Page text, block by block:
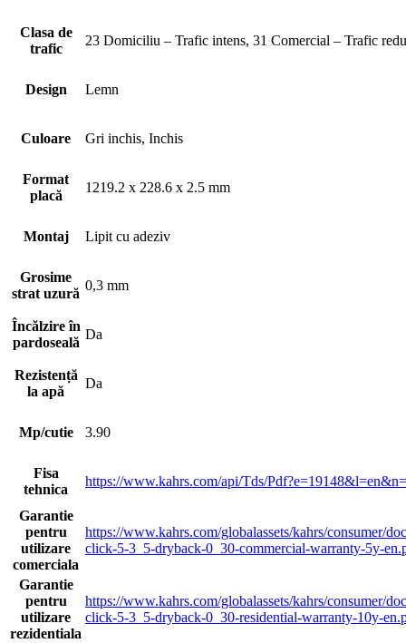
Clasa de
trafic
23 Domiciliu – Trafic intens, 31 Comercial – Trafic
Design Lemn
Culoare Gri inchis, Inchis
Format
placă
1219.2 x 228.6 x 2.5 mm
Montaj Lipit cu adeziv
Grosime
strat uzură
0,3 mm
Încălzire în
pardoseală
Da
Rezistență
la apă
Da
Mp/cutie 3.90
Fisa
tehnica
https://www.kahrs.com/api/Tds/
Garantie
pentru
utilizare
comerciala
https://www.kahrs.com/globalassets/kahrs/consumer/
click-5-3_5-dryback-0_30-commercial-warranty-5y-
Garantie
pentru
utilizare
rezidentiala
https://www.kahrs.com/globalassets/kahrs/consumer/
click-5-3_5-dryback-0_30-residential-warranty-10y-